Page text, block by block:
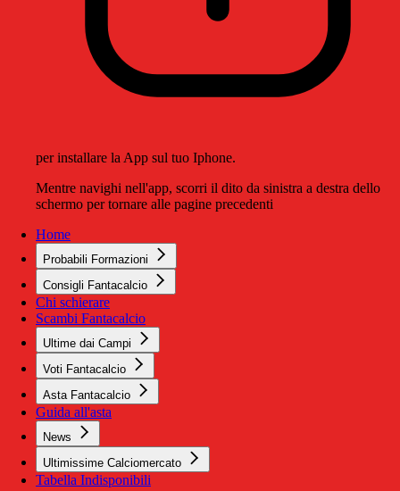
per installare la App sul tuo Iphone.
Mentre navighi nell'app, scorri il dito da sinistra a destra dello
schermo per tornare alle pagine precedenti
Home
Probabili Formazioni
Consigli Fantacalcio
Chi schierare
Scambi Fantacalcio
Ultime dai Campi
Voti Fantacalcio
Asta Fantacalcio
Guida all'asta
News
Ultimissime Calciomercato
Tabella Indisponibili